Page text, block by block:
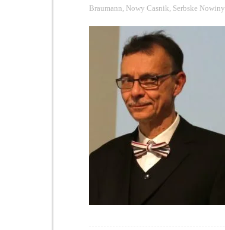
Braumann Nowy Casnik Serbske Nowiny